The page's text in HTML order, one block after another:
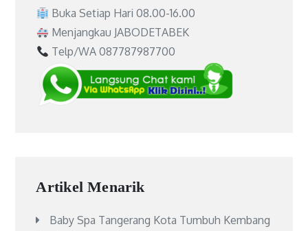
Buka Setiap Hari 08.00-16.00
Menjangkau JABODETABEK
Telp/WA 087787987700
Artikel Menarik
Baby Spa Tangerang Kota Tumbuh Kembang